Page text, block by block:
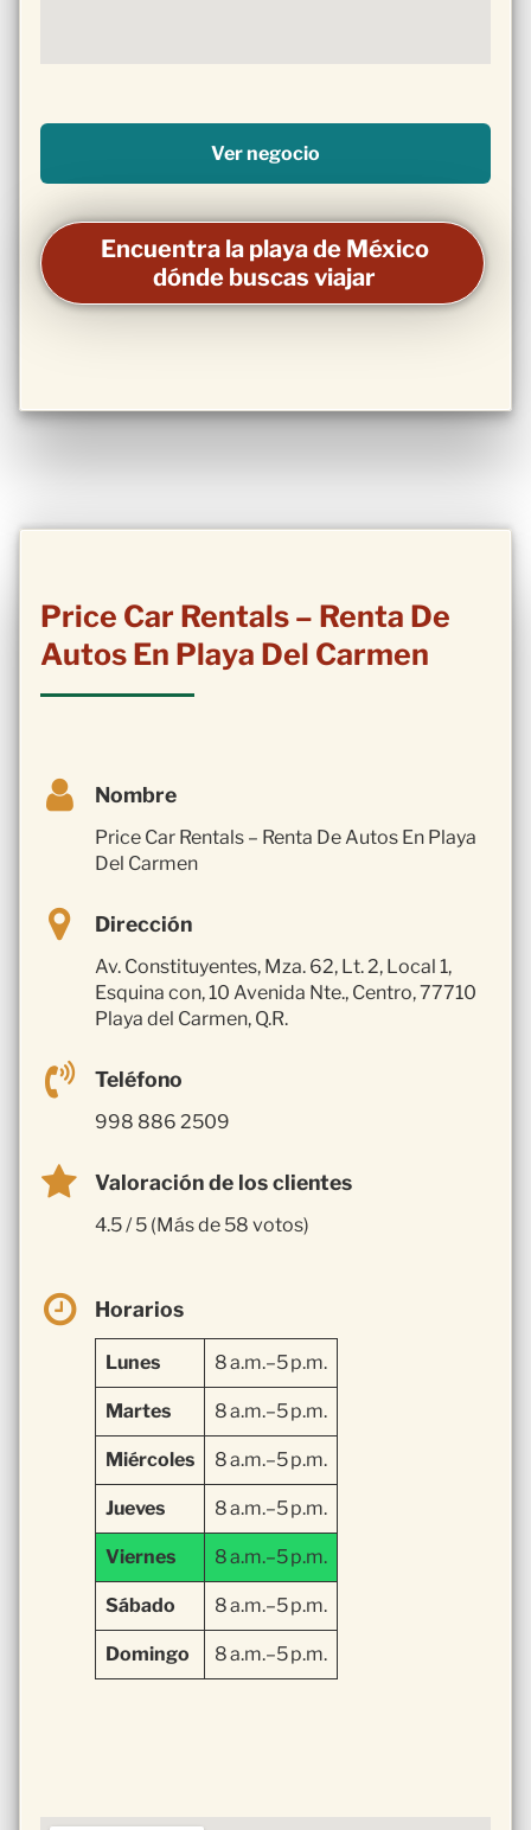
Ver negocio
Encuentra la playa de México
dónde buscas viajar
Price Car Rentals – Renta De
Autos En Playa Del Carmen
Nombre
Price Car Rentals – Renta De Autos En Playa
Del Carmen
Dirección
Av. Constituyentes, Mza. 62, Lt. 2, Local 1,
Esquina con, 10 Avenida Nte., Centro, 77710
Playa del Carmen, Q.R.
Teléfono
998 886 2509
Valoración de los clientes
4.5 / 5 (Más de 58 votos)
Horarios
Lunes 8 a.m.–5 p.m.
Martes 8 a.m.–5 p.m.
Miércoles 8 a.m.–5 p.m.
Jueves 8 a.m.–5 p.m.
Viernes 8 a.m.–5 p.m.
Sábado 8 a.m.–5 p.m.
Domingo 8 a.m.–5 p.m.